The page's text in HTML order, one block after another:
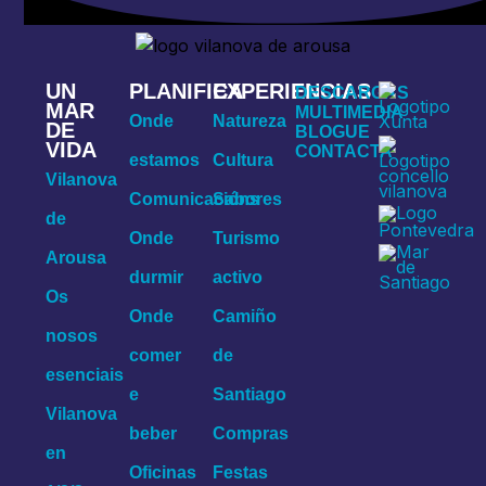
UN
MAR
DE
VIDA
Vilanova
de
Arousa
Os
nosos
esenciais
Vilanova
en
PLANIFICA
Onde
estamos
Comunicacións
Onde
durmir
Onde
comer
e
beber
Oficinas
EXPERIENCIAS
Natureza
Cultura
Sabores
Turismo
activo
Camiño
de
Santiago
Compras
Festas
DESCARGAS
MULTIMEDIA
BLOGUE
CONTACTA